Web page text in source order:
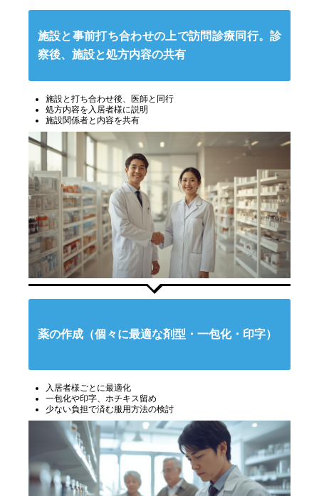
施設と事前打ち合わせの上で訪問診療同行。診
察後、施設と処方内容の共有
施設と打ち合わせ後、医師と同行
処方内容を入居者様に説明
施設関係者と内容を共有
薬の作成（個々に最適な剤型・一包化・印字）
入居者様ごとに最適化
一包化や印字、ホチキス留め
少ない負担で済む服用方法の検討